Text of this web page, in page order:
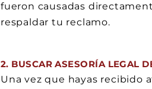
fueron causadas
respaldar tu reclamo.
2. BUSCAR ASESORÍA LEGAL
Una vez que hayas recibido